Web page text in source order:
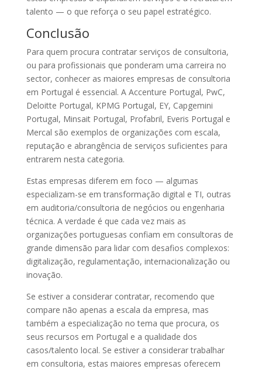
talento — o que reforça o seu papel estratégico.
Conclusão
Para quem procura contratar serviços de consultoria,
ou para profissionais que ponderam uma carreira no
sector, conhecer as maiores empresas de consultoria
em Portugal é essencial. A Accenture Portugal, PwC,
Deloitte Portugal, KPMG Portugal, EY, Capgemini
Portugal, Minsait Portugal, Profabril, Everis Portugal e
Mercal são exemplos de organizações com escala,
reputação e abrangência de serviços suficientes para
entrarem nesta categoria.
Estas empresas diferem em foco — algumas
especializam-se em transformação digital e TI, outras
em auditoria/consultoria de negócios ou engenharia
técnica. A verdade é que cada vez mais as
organizações portuguesas confiam em consultoras de
grande dimensão para lidar com desafios complexos:
digitalização, regulamentação, internacionalização ou
inovação.
Se estiver a considerar contratar, recomendo que
compare não apenas a escala da empresa, mas
também a especialização no tema que procura, os
seus recursos em Portugal e a qualidade dos
casos/talento local. Se estiver a considerar trabalhar
em consultoria, estas maiores empresas oferecem